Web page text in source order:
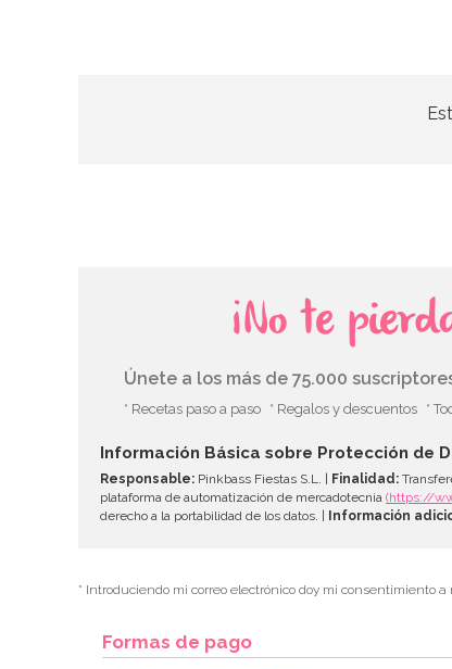
¡No te
Únete a los más de 75.000
* Recetas paso a paso * Regalos y descuentos *
Información Básica sobre Protección de
Responsable: Pinkbass Fiestas S.L. | Finalidad:
plataforma de automatización de mercadotecnia (https://
derecho a la portabilidad de los datos. | Información
* Introduciendo mi correo electrónico doy mi consentimiento
Formas de pago